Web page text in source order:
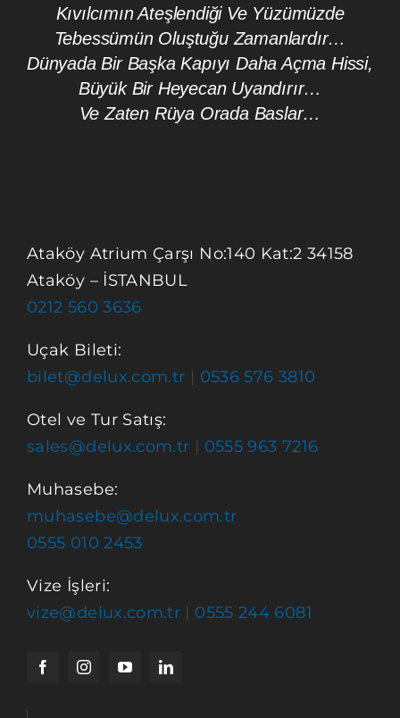
Kıvılcımın Ateşlendiği Ve Yüzümüzde
Tebessümün Oluştuğu Zamanlardır…
Dünyada Bir Başka Kapıyı Daha Açma Hissi,
Büyük Bir Heyecan Uyandırır…
Ve Zaten Rüya Orada Baslar…
Ataköy Atrium Çarşı No:140 Kat:2 34158
Ataköy – İSTANBUL
0212 560 3636
Uçak Bileti:
bilet@delux.com.tr
0536 576 3810
Otel ve Tur Satış:
sales@delux.com.tr
0555 963 7216
Muhasebe:
muhasebe@delux.com.tr
0555 010 2453
Vize İşleri:
vize@delux.com.tr
0555 244 6081